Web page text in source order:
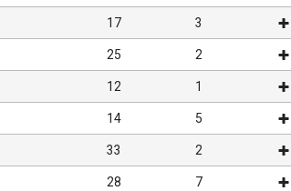
17 3
25 2
12 1
14 5
33 2
28 7